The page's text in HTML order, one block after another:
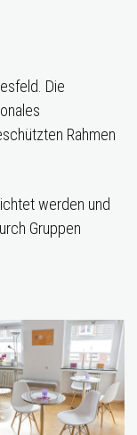
Die
Rahmen
werden und
Gruppen